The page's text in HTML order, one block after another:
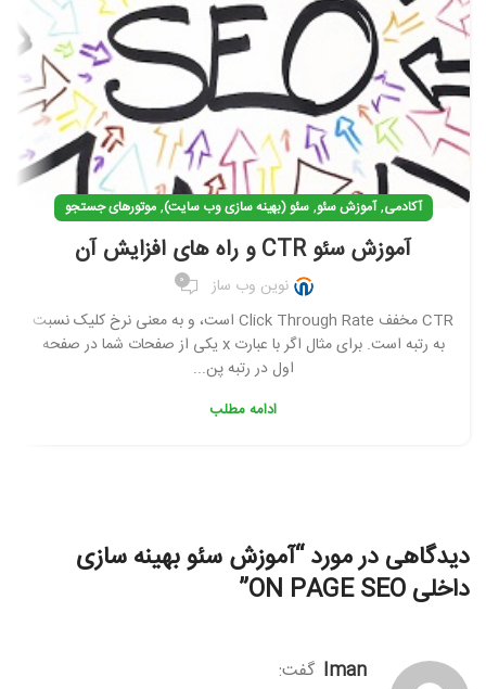
آکادمی,آموزش سئو,سئو (بهینه سازی وب سایت),موتورهای جستجو
آموزش سئو CTR و راه های افزایش آن
نوین وب ساز 0
CTR مخفف Click Through Rate است، و به معنی نرخ کلیک نسبت
به رتبه است. برای مثال اگر با عبارت x یکی از صفحات شما در صفحه
اول در رتبه پن...
ادامه مطلب
دیدگاهی در مورد “آموزش سئو بهینه سازی
داخلی ON PAGE SEO
”
iman گفت: